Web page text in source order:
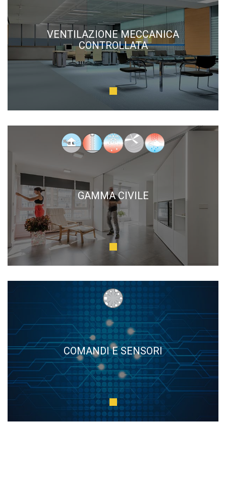
VENTILAZIONE MECCANICA
CONTROLLATA
GAMMA CIVILE
COMANDI E SENSORI